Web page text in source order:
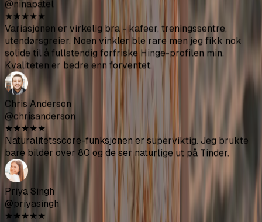
blandes perfekt med mine vanlige.
Jake Morrison
@jakemorrison
★★★
Ærlig talt imponert over hvor raskt det var. Lastet opp
bildene mine i lunsjpausen, hadde alt klart før slutten av
dagen. Mye enklere enn å prøve å koordinere med en
fotograf.
Nina Patel
@ninapatel
★★★ ★★
Variasjonen er virkelig bra - kafeer, treningssentre,
utendørsgreier. Noen vinkler ble rare men jeg fikk nok